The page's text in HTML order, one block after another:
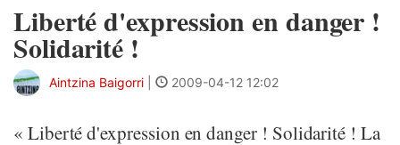
Liberté d'expression en danger !
Solidarité !
Aintzina Baigorri 2009-04-12 12:02
« Liberté d'expression en danger ! Solidarité ! La